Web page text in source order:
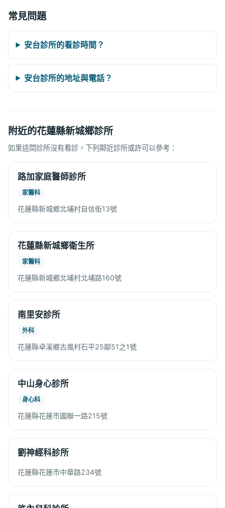
常見問題
安台診所的看診時間？
安台診所的地址與電話？
附近的花蓮縣新城鄉診所
如果這間診所沒有看診，下列鄰近診所或許可以參考：
路加家庭醫師診所
家醫科
花蓮縣新城鄉北埔村自信街13號
花蓮縣新城鄉衛生所
家醫科
花蓮縣新城鄉北埔村北埔路160號
南里安診所
外科
花蓮縣卓溪鄉古風村石平25鄰51之1號
中山身心診所
身心科
花蓮縣花蓮市國聯一路215號
劉神經科診所
花蓮縣花蓮市中華路234號